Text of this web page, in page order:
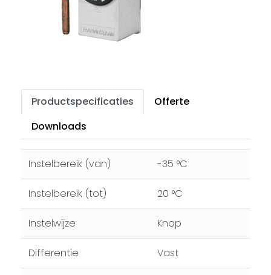
Productspecificaties
Offerte
Downloads
Instelbereik (van) -35 °C
Instelbereik (tot) 20 °C
Instelwijze Knop
Differentie Vast